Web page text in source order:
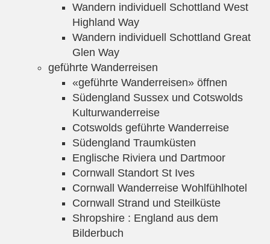
Wandern individuell Schottland West
Highland Way
Wandern individuell Schottland Great
Glen Way
geführte Wanderreisen
«geführte Wanderreisen» öffnen
Südengland Sussex und Cotswolds
Kulturwanderreise
Cotswolds geführte Wanderreise
Südengland Traumküsten
Englische Riviera und Dartmoor
Cornwall Standort St Ives
Cornwall Wanderreise Wohlfühlhotel
Cornwall Strand und Steilküste
Shropshire : England aus dem
Bilderbuch